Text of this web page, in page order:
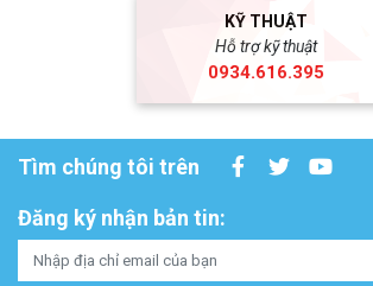
KỸ THUẬT
Hỗ trợ kỹ thuật
0934.616.395
Tìm chúng tôi trên
Đăng ký nhận bản tin: